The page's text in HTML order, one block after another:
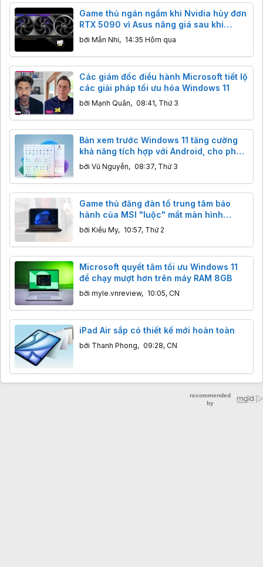
Game thủ ngán ngẩm khi Nvidia hủy đơn
RTX 5090 vì Asus nâng giá sau khi
khách đã thanh toán
bởi Mẫn Nhi, 14:35 Hôm qua
Các giám đốc điều hành Microsoft tiết lộ
các giải pháp tối ưu hóa Windows 11
bởi Mạnh Quân, 08:41, Thứ 3
Bản xem trước Windows 11 tăng cường
khả năng tích hợp với Android, cho phép
người dùng xem thông báo điện thoại
trong một bong bóng khi di chuột qua
bởi Vũ Nguyễn, 08:37, Thứ 3
Game thủ đăng đàn tố trung tâm bảo
hành của MSI "luộc" mất màn hình
144Hz, sự thật đằng sau hoá ra là lỗi sơ
bởi Kiều My, 10:57, Thứ 2
Microsoft quyết tâm tối ưu Windows 11
để chạy mượt hơn trên máy RAM 8GB
bởi myle.vnreview, 10:05, CN
iPad Air sắp có thiết kế mới hoàn toàn
bởi Thanh Phong, 09:28, CN